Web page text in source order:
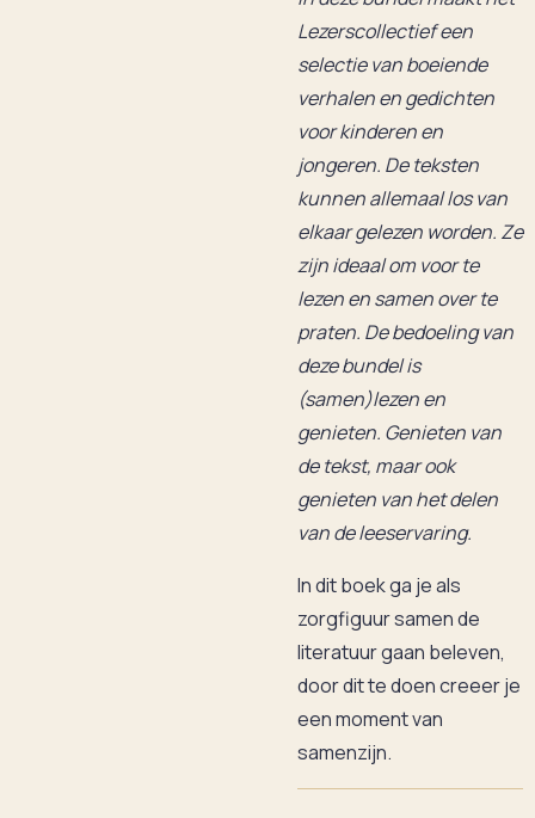
Lezerscollectief een
selectie van boeiende
verhalen en gedichten
voor kinderen en
jongeren. De teksten
kunnen allemaal los van
elkaar gelezen worden. Ze
zijn ideaal om voor te
lezen en samen over te
praten. De bedoeling van
deze bundel is
(samen)lezen en
genieten. Genieten van
de tekst, maar ook
genieten van het delen
van de leeservaring.
In dit boek ga je als
zorgfiguur samen de
literatuur gaan beleven,
door dit te doen creeer je
een moment van
samenzijn.